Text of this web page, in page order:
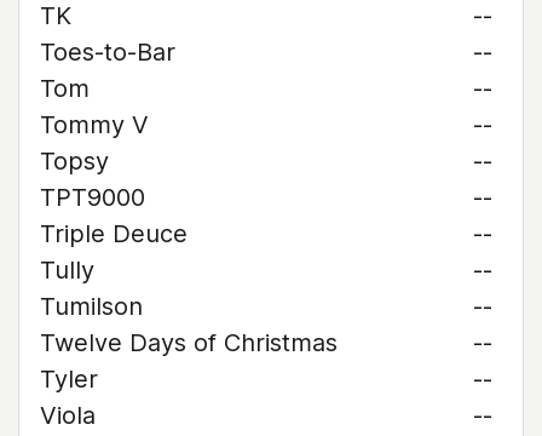
TK
--
Toes-to-Bar
--
Tom
--
Tommy V
--
Topsy
--
TPT9000
--
Triple Deuce
--
Tully
--
Tumilson
--
Twelve Days of Christmas
--
Tyler
--
Viola
--